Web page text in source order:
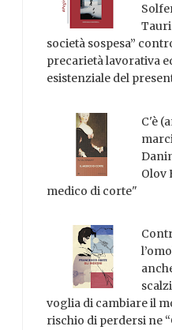
società sospesa”
precarietà lavorativa
esistenziale del
C'è
Olov
medico di corte"
voglia di cambiare il
rischio di perdersi ne